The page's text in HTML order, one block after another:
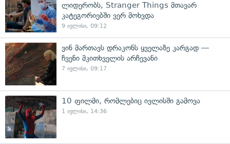
ლიდერობს, Stranger Things მთავარ
კატეგორიებში ვერ მოხვდა
9 ივლისი, 09:12
ვინ მართავს დრაკონს ყველაზე კარგად —
ჩვენი მკითხველის არჩევანი
7 ივლისი, 09:17
10 ფილმი, რომლებიც ივლისში გამოვა
1 ივლისი, 14:36